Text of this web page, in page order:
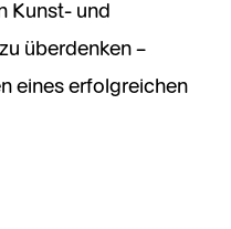
Kunst- und
überdenken –
eines erfolgreichen